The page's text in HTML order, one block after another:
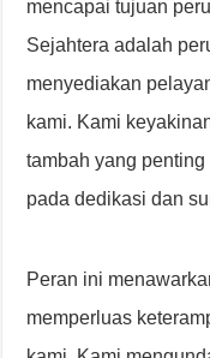
mencapai tujuan
Sejahtera adalah
menyediakan
kami. Kami
tambah yang
pada dedikasi dan
Peran ini
memperluas